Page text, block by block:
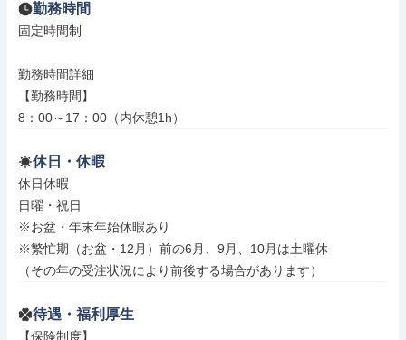
勤務時間
固定時間制
勤務時間詳細
【勤務時間】
8：00～17：00（内休憩1h）
休日・休暇
休日休暇
日曜・祝日
※お盆・年末年始休暇あり
※繁忙期（お盆・12月）前の6月、9月、10月は土曜休
（その年の受注状況により前後する場合があります）
待遇・福利厚生
【保険制度】